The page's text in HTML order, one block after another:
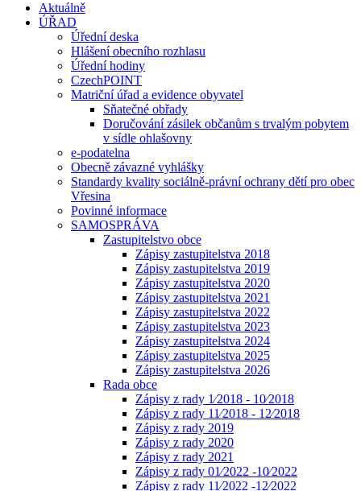
Aktuálně
ÚŘAD
Úřední deska
Hlášení obecního rozhlasu
Úřední hodiny
CzechPOINT
Matriční úřad a evidence obyvatel
Sňatečné obřady
Doručování zásilek občanům s trvalým pobytem
v sídle ohlašovny
e-podatelna
Obecně závazné vyhlášky
Standardy kvality sociálně-právní ochrany dětí pro obec
Vřesina
Povinné informace
SAMOSPRÁVA
Zastupitelstvo obce
Zápisy zastupitelstva 2018
Zápisy zastupitelstva 2019
Zápisy zastupitelstva 2020
Zápisy zastupitelstva 2021
Zápisy zastupitelstva 2022
Zápisy zastupitelstva 2023
Zápisy zastupitelstva 2024
Zápisy zastupitelstva 2025
Zápisy zastupitelstva 2026
Rada obce
Zápisy z rady 1⁄2018 - 10⁄2018
Zápisy z rady 11⁄2018 - 12⁄2018
Zápisy z rady 2019
Zápisy z rady 2020
Zápisy z rady 2021
Zápisy z rady 01⁄2022 -10⁄2022
Zápisy z rady 11⁄2022 -12⁄2022